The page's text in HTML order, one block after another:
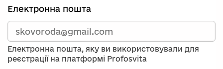
Зареєструйтесь,
використавши
електронну
адресу
та
пароль.
Якщо
Електронна пошта
Електронна пошта, яку ви використовували для
реєстрації на платформі Profosvita